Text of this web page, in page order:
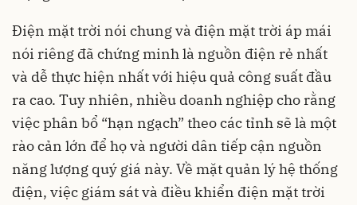
Điện mặt trời nói chung và điện mặt trời áp mái
nói riêng đã chứng minh là nguồn điện rẻ nhất
và dễ thực hiện nhất với hiệu quả công suất đầu
ra cao. Tuy nhiên, nhiều doanh nghiệp cho rằng
việc phân bổ “hạn ngạch” theo các tỉnh sẽ là một
rào cản lớn để họ và người dân tiếp cận nguồn
năng lượng quý giá này. Về mặt quản lý hệ thống
điện, việc giám sát và điều khiển điện mặt trời